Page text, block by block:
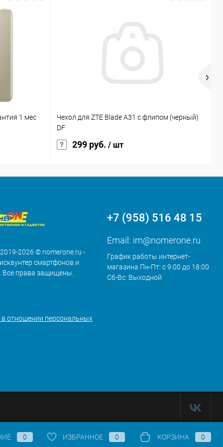
1 мес
Чехол для ZTE Blade A31 с флипом (черный)
DF
299 руб. / шт
2026 © nomerone.ru -
смартфонов и
Все права защищены.
в отношении персональных
+7 (958) 516 48 15
Email: im@nomerone.ru
График работы интернет-
магазина Пн-Пт: с 9:00 до 18:00
Сб-Вс: Выходной
0 ИЗБРАННОЕ 0 КОРЗИНА 0